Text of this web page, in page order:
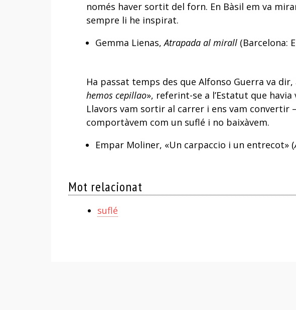
només haver sortit del forn. En Bàsil em va
sempre li he inspirat.
Gemma Lienas,Atrapada al mirall(Barcelona:
Ha passat temps des que Alfonso Guerra va
hemos cepillao», referint-se a l’Estatut que
Llavors vam sortir al carrer i ens vam
comportàvem com un suflé i no baixàvem.
Empar Moliner, «Un carpaccio i un entrecot» (
Mot relacionat
suflé